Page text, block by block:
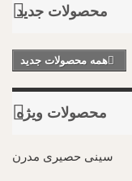
محصولات جدید
همه محصولات جدید
محصولات ویژه
سینی حصیری مدرن